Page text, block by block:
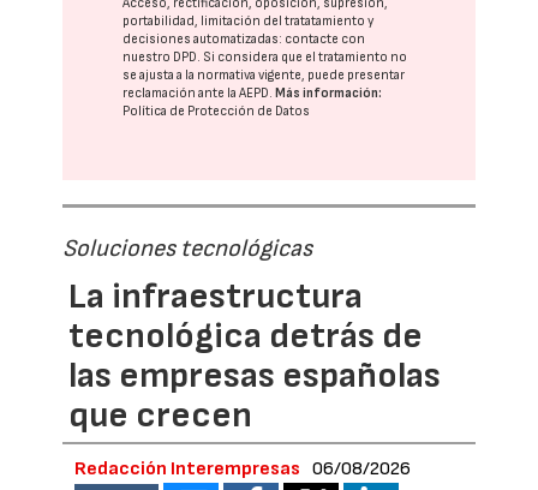
portabilidad, limitación del tratatamiento y
decisiones automatizadas: contacte con
nuestro DPD. Si considera que el tratamiento no
se ajusta a la normativa vigente, puede presentar
reclamación ante laAEPD.Más información:
Política de Protección de Datos
Soluciones tecnológicas
La infraestructura
tecnológica detrás de
las empresas españolas
que crecen
Redacción Interempresas 06/08/2026